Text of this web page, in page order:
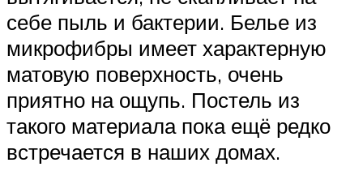
себе пыль и бактерии. Белье из
микрофибры имеет характерную
матовую поверхность, очень
приятно на ощупь. Постель из
такого материала пока ещё редко
встречается в наших домах.